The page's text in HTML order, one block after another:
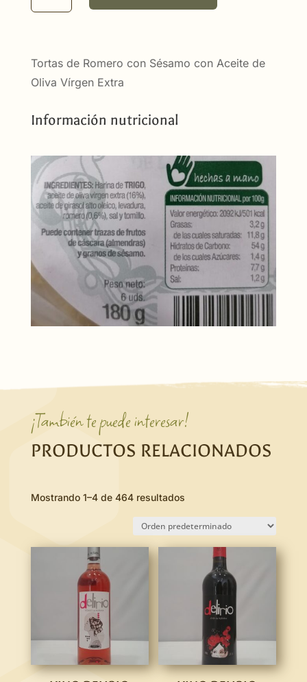
con
Sesamo
ud.)
Tortas de Romero con Sésamo con Aceite de
Oliva Vírgen Extra
Información nutricional
¡También te puede interesar!
PRODUCTOS RELACIONADOS
Mostrando 1–4 de 464 resultados